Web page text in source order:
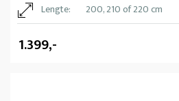
Lengte:
200, 210 of 220 cm
1.399,-